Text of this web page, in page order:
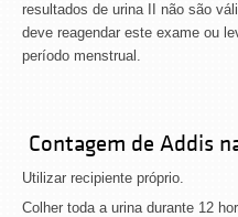
resultados de urina II não são
deve reagendar este exame ou
período menstrual.
Contagem de Addis
Utilizar recipiente próprio.
Colher toda a urina durante 12